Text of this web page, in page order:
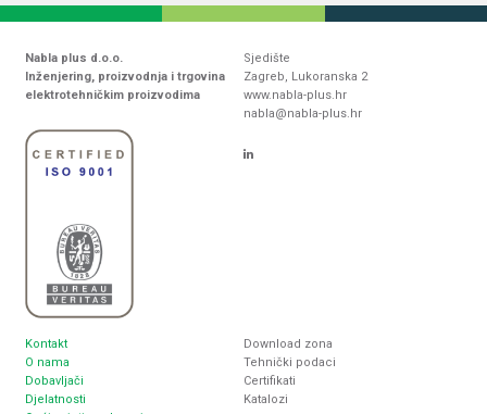
Nabla plus d.o.o.
Inženjering, proizvodnja i trgovina
elektrotehničkim proizvodima
Sjedište
Zagreb, Lukoranska 2
www.nabla-plus.hr
nabla@nabla-plus.hr
Kontakt
O nama
Dobavljači
Djelatnosti
Download zona
Tehnički podaci
Certifikati
Katalozi